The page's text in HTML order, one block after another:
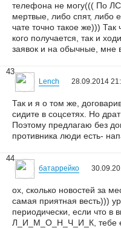
телефона не могу((( По
мертвые, либо спят, либо
чате точно такое же)))
кого получается, так и
заявок и на обычные, мне
43
Lench 28.09.2014
Так и я о том же,
сидите в соцсетях. Но
Поэтому предлагаю без
противника люди есть-
44
батаррейко
ох, сколько новостей за
самая приятная весть)))
периодически, если что в
Л_И_М_О_Н_Ч_И_К, тебе